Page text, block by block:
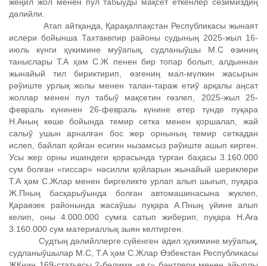
дәлийли.
Атап айтқанда, Қарақалпақстан Республикасы жынаят
ислери бойынша Тахтакөпир районы судының 2025-жыл 16-
июль күнги ҳүкимине муўапық, судланыўшы М.С өзиниң
таныслары Т.А ҳǝм С.Ж пенен бир топар болып, алдыннан
жынайый тил бириктирип, өзгениң мал-мүлкин жасырын
рǝўиште урлық жолы менен талан-тараж етиў арқалы аңсат
жоллар менен пул табыў мақсетин гөзлеп, 2025-жыл 25-
февраль күнинен 26-февраль күнине өтер түнде пуқара
Н.Аның көше бойында темир сетка менен қоршалап, жай
салыў ушын арналған бос жер орнының темир сеткадан
ислеп, байлап қойған есигин нызамсыз рǝўиште ашып кирген.
Усы жер орны ишиндеги қорасында турған баҳасы 3.160.000
сум болған «гиссар» нǝсилли қойларын жынайый шериклери
Т.А ҳǝм С.Жлар менен биргеликте урлап алып шығып, пуқара
Ж.Пның басқарыўында болған автомашинасына жүклеп,
Қараөзек районында жасаўшы пуқара А.Пның үйине алып
келип, оны 4.000.000 сумға сатып жиберип, пуқара Н.Аға
3.160.000 сум материаллық зыян келтирген.
Судтың дǝлийллерге сүйенген ǝдил ҳүкимине муўапық,
судланыўшылар М.С, Т.А ҳǝм С.Жлар Өзбекстан Республикасы